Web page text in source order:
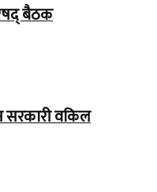
बैठक
सरकारी वकिल